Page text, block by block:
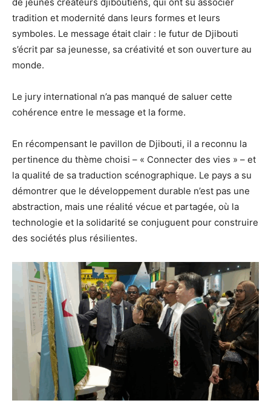
tradition et modernité dans leurs formes et leurs
symboles. Le message était clair : le futur de Djibouti
s’écrit par sa jeunesse, sa créativité et son ouverture au
monde.
Le jury international n’a pas manqué de saluer cette
cohérence entre le message et la forme.
En récompensant le pavillon de Djibouti, il a reconnu la
pertinence du thème choisi – « Connecter des vies » – et
la qualité de sa traduction scénographique. Le pays a su
démontrer que le développement durable n’est pas une
abstraction, mais une réalité vécue et partagée, où la
technologie et la solidarité se conjuguent pour construire
des sociétés plus résilientes.